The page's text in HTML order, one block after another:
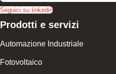
Seguici su linkedin
Prodotti e servizi
Automazione Industriale
Fotovoltaico